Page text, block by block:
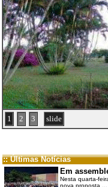
1 2 3 slide
:: Últimas Notícias
Em
Nesta quarta-
nova proposta ...